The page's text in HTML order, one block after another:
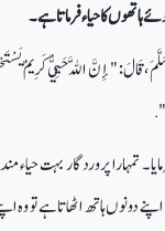
ہاتھوں کا حیاء فرماتا ہے۔
، قَالَ : " إِنَّ اللَّهَ حَيِيٌّ كَرِيمٌ
تمہارا پروردگار بہت حیاء
دونوں ہاتھ اٹھاتا ہے تو